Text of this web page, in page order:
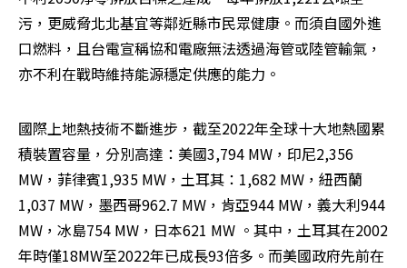
污，更威脅北北基宜等鄰近縣市民眾健康。而須自國外進
口燃料，且台電宣稱協和電廠無法透過海管或陸管輸氣，
亦不利在戰時維持能源穩定供應的能力。
國際上地熱技術不斷進步，截至2022年全球十大地熱國累
積裝置容量，分別高達：美國3,794 MW，印尼2,356
MW，菲律賓1,935 MW，土耳其：1,682 MW，紐西蘭
1,037 MW，墨西哥962.7 MW，肯亞944 MW，義大利944
MW，冰島754 MW，日本621 MW 。其中，土耳其在2002
年時僅18MW至2022年已成長93倍多。而美國政府先前在